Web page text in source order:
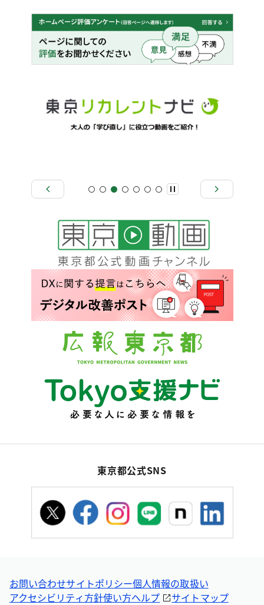
東京都公式SNS
お問い合わせサイトポリシー個人情報の取扱い
アクセシビリティ方針使い方ヘルプ サイトマップ